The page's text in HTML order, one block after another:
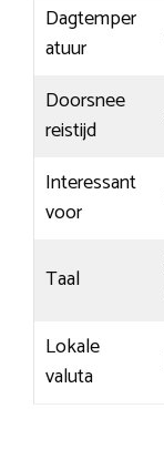
Dagtemper
atuur
Doorsnee
reistijd
Interessant
voor
Taal
Lokale
valuta